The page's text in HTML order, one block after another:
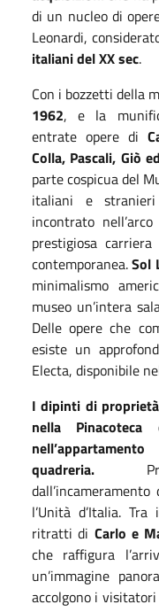
di un nucleo di
Leonardi,
italiani del XX sec.
Con i bozzetti della
1962, e la
entrate opere di
Colla, Pascali, Giò
parte cospicua del
italiani e
incontrato
prestigiosa
contemporanea.Sol
minimalismo
museo un’intera
Delle opere che
esiste un
Electa, disponibile
I dipinti di
nella
quadreria.
l’Unità d’Italia.
ritratti di Carlo e
che raffigura
un’immagine
accolgono i